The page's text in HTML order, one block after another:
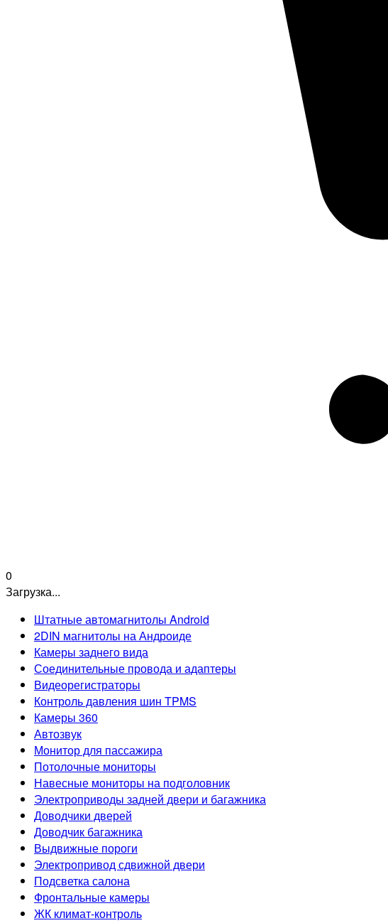
0
Загрузка...
Штатные автомагнитолы Android
2DIN магнитолы на Андроиде
Камеры заднего вида
Соединительные провода и адаптеры
Видеорегистраторы
Контроль давления шин TPMS
Камеры 360
Автозвук
Монитор для пассажира
Потолочные мониторы
Навесные мониторы на подголовник
Электроприводы задней двери и багажника
Доводчики дверей
Доводчик багажника
Выдвижные пороги
Электропривод сдвижной двери
Подсветка салона
Фронтальные камеры
ЖК климат-контроль